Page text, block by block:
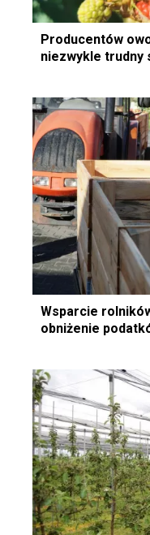
Producentów
niezwykle trudny
Wsparcie
obniżenie